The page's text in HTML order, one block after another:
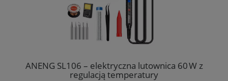
ANENG SL106 – elektryczna lutownica 60 W z
regulacją temperatury